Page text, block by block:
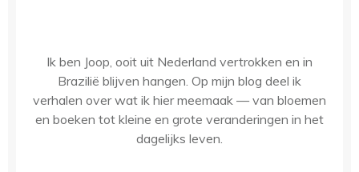
Ik ben Joop, ooit uit Nederland vertrokken en in
Brazilië blijven hangen. Op mijn blog deel ik
verhalen over wat ik hier meemaak — van bloemen
en boeken tot kleine en grote veranderingen in het
dagelijks leven.